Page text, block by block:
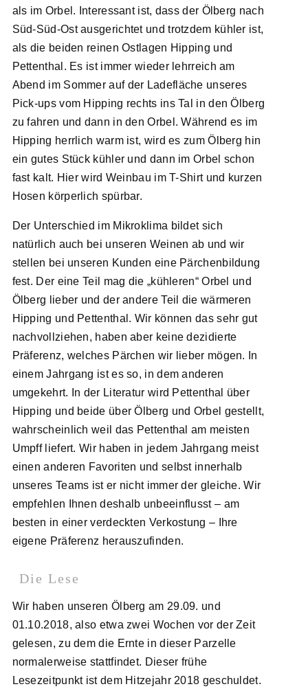
als im Orbel. Interessant ist, dass der Ölberg nach
Süd-Süd-Ost ausgerichtet und trotzdem kühler ist,
als die beiden reinen Ostlagen Hipping und
Pettenthal. Es ist immer wieder lehrreich am
Abend im Sommer auf der Ladefläche unseres
Pick-ups vom Hipping rechts ins Tal in den Ölberg
zu fahren und dann in den Orbel. Während es im
Hipping herrlich warm ist, wird es zum Ölberg hin
ein gutes Stück kühler und dann im Orbel schon
fast kalt. Hier wird Weinbau im T-Shirt und kurzen
Hosen körperlich spürbar.
Der Unterschied im Mikroklima bildet sich
natürlich auch bei unseren Weinen ab und wir
stellen bei unseren Kunden eine Pärchenbildung
fest. Der eine Teil mag die „kühleren“ Orbel und
Ölberg lieber und der andere Teil die wärmeren
Hipping und Pettenthal. Wir können das sehr gut
nachvollziehen, haben aber keine dezidierte
Präferenz, welches Pärchen wir lieber mögen. In
einem Jahrgang ist es so, in dem anderen
umgekehrt. In der Literatur wird Pettenthal über
Hipping und beide über Ölberg und Orbel gestellt,
wahrscheinlich weil das Pettenthal am meisten
Umpff liefert. Wir haben in jedem Jahrgang meist
einen anderen Favoriten und selbst innerhalb
unseres Teams ist er nicht immer der gleiche. Wir
empfehlen Ihnen deshalb unbeeinflusst – am
besten in einer verdeckten Verkostung – Ihre
eigene Präferenz herauszufinden.
Die Lese
Wir haben unseren Ölberg am 29.09. und
01.10.2018, also etwa zwei Wochen vor der Zeit
gelesen, zu dem die Ernte in dieser Parzelle
normalerweise stattfindet. Dieser frühe
Lesezeitpunkt ist dem Hitzejahr 2018 geschuldet.